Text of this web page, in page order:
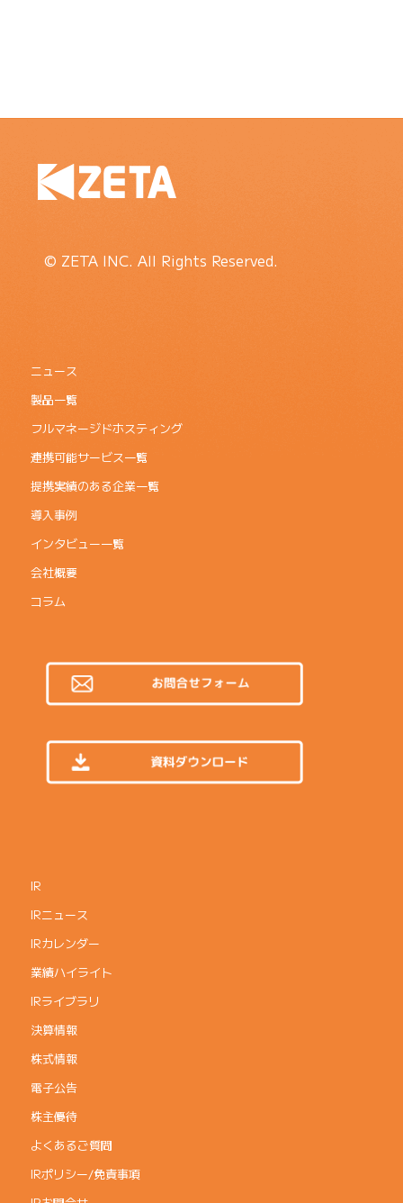
© ZETA INC. All Rights Reserved.
ニュース
製品一覧
フルマネージドホスティング
連携可能サービス一覧
提携実績のある企業一覧
導入事例
インタビュー一覧
会社概要
コラム
IR
IRニュース
IRカレンダー
業績ハイライト
IRライブラリ
決算情報
株式情報
電子公告
株主優待
よくあるご質問
IRポリシー/免責事項